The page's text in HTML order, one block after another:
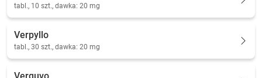
tabl., 10 szt., dawka: 20 mg
Verpyllo
tabl., 30 szt., dawka: 20 mg